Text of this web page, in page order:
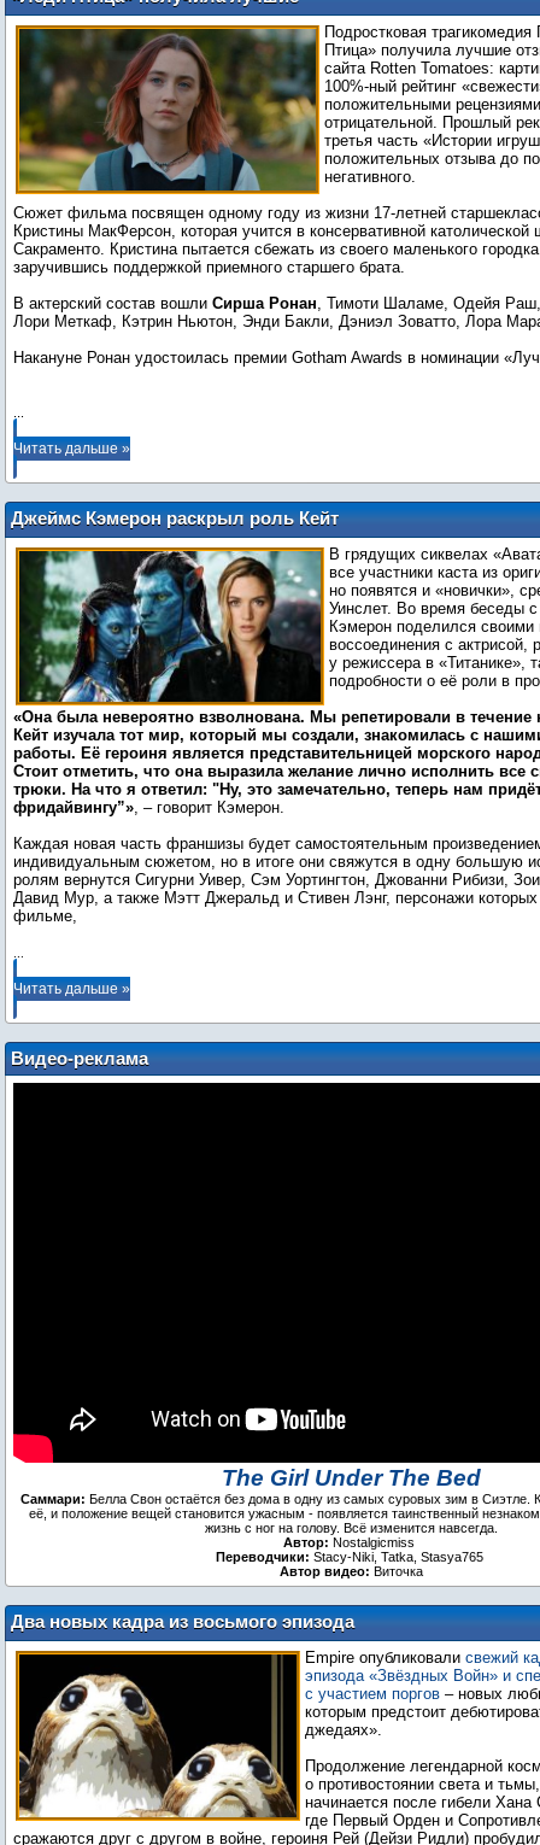
рецензии в истории Rotten Tomatoes
Подростковая трагикомедия
Птица» получила лучшие
сайта Rotten Tomatoes:
100%-ный рейтинг
положительными
отрицательной. Прошлый
третья часть «Истории
положительных отзыва до
негативного.
Сюжет фильма посвящен одному году из жизни 17-летней
Кристины МакФерсон, которая учится в консервативной католической
Сакраменто. Кристина пытается сбежать из своего маленького
заручившись поддержкой приемного старшего брата.
В актерский состав вошли Сирша Ронан, Тимоти Шаламе, Одейя
Лори Меткаф, Кэтрин Ньютон, Энди Бакли, Дэниэл Зоватто, Лора
Накануне Ронан удостоилась премии Gotham Awards в номинации
Читать дальше »
Джеймс Кэмерон раскрыл роль Кейт
Уинслет в сиквелах «Аватара»
В грядущих сиквелах
все участники каста из
но появятся и «новички»,
Уинслет. Во время беседы
Кэмерон поделился своими
воссоединения с актрисой,
у режиссера в «Титанике»,
подробности о её роли в
«Она была невероятно взволнована. Мы репетировали в течение
Кейт изучала тот мир, который мы создали, знакомилась с
работы. Её героиня является представительницей морского
Стоит отметить, что она выразила желание лично исполнить все
трюки. На что я ответил: "Ну, это замечательно, теперь нам
фридайвингу”», ‒ говорит Кэмерон.
Каждая новая часть франшизы будет самостоятельным
индивидуальным сюжетом, но в итоге они свяжутся в одну большую
ролям вернутся Сигурни Уивер, Сэм Уортингтон, Джованни Рибизи,
Давид Мур, а также Мэтт Джеральд и Стивен Лэнг, персонажи которых
фильме,
Читать дальше »
Видео-реклама
The Girl Under The Bed
Саммари: Белла Свон остаётся без дома в одну из самых суровых зим в Сиэтле.
её, и положение вещей становится ужасным - появляется таинственный
жизнь с ног на голову. Всё изменится навсегда.
Автор: Nostalgicmiss
Переводчики: Stacy-Niki, Tatka, Stasya765
Автор видео: Виточка
Два новых кадра из восьмого эпизода
«Звёздных Войн»
Empire опубликовали свежий
эпизода «Звёздных Войн» и
с участием поргов ‒ новых
которым предстоит
джедаях».
Продолжение легендарной
о противостоянии света и
начинается после гибели Хана
где Первый Орден и
сражаются друг с другом в войне, героиня Рей (Дейзи Ридли)